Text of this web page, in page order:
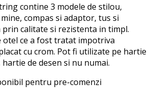
contine 3 modele de stilou,
compas si adaptor, tus si
prin calitate si rezistenta in timpl.
otel ce a fost tratat impotriva
cu crom. Pot fi utilizate pe hartie
de desen si nu numai.
pentru pre-comenzi